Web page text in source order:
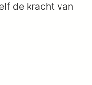
de kracht van